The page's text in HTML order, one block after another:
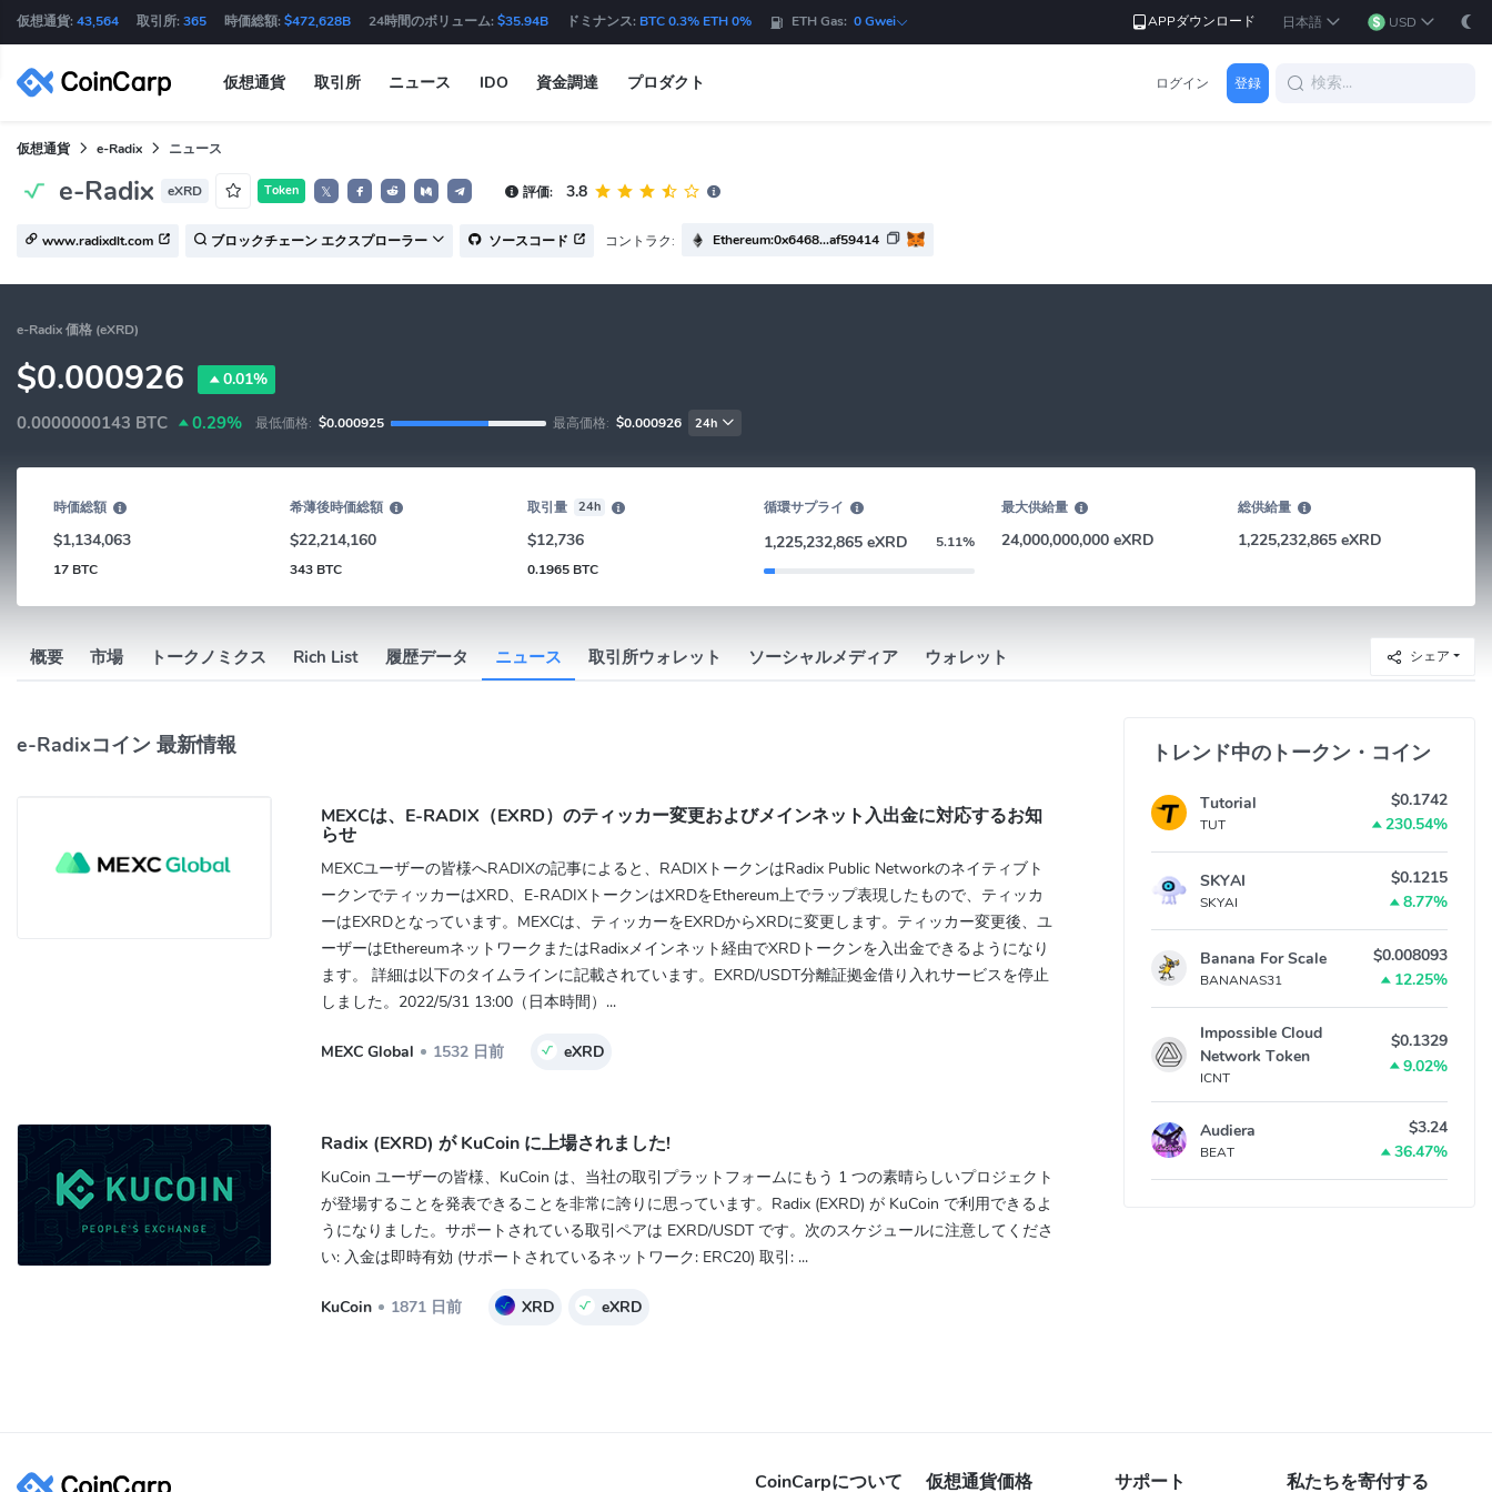
仮想通貨: 43,564 取引所: 365 時価総額: $472,628B 24時間のボリューム: $35.94B ドミナンス: BTC 0.3% ETH 0% ETH Gas: 0 Gwei APPダウンロード 日本語 USD
仮想通貨 取引所 ニュース IDO 資金調達 プロダクト ログイン 登録
仮想通貨 e-Radix ニュース
e-Radix eXRD Token 𝕏 評価: 3.8
www.radixdlt.com ブロックチェーン エクスプローラー ソースコード コントラク: Ethereum:0x6468...af59414
e-Radix 価格 (eXRD)
$0.000926 0.01%
0.0000000143 BTC 0.29% 最低価格: $0.000925 最高価格: $0.000926 24h
時価総額
$1,134,063
17 BTC
希薄後時価総額
$22,214,160
343 BTC
取引量 24h
$12,736
0.1965 BTC
循環サプライ
1,225,232,865 eXRD 5.11%
最大供給量
24,000,000,000 eXRD
総供給量
1,225,232,865 eXRD
概要 市場 トークノミクス Rich List 履歴データ ニュース 取引所ウォレット ソーシャルメディア ウォレット シェア
e-Radixコイン 最新情報
MEXCは、E-RADIX（EXRD）のティッカー変更およびメインネット入出金に対応するお知
らせ
MEXCユーザーの皆様へRADIXの記事によると、RADIXトークンはRadix Public Networkのネイティブト
ークンでティッカーはXRD、E-RADIXトークンはXRDをEthereum上でラップ表現したもので、ティッカ
ーはEXRDとなっています。MEXCは、ティッカーをEXRDからXRDに変更します。ティッカー変更後、ユ
ーザーはEthereumネットワークまたはRadixメインネット経由でXRDトークンを入出金できるようになり
ます。 詳細は以下のタイムラインに記載されています。EXRD/USDT分離証拠金借り入れサービスを停止
しました。2022/5/31 13:00（日本時間）...
MEXC Global 1532 日前 eXRD
Radix (EXRD) が KuCoin に上場されました!
KuCoin ユーザーの皆様、KuCoin は、当社の取引プラットフォームにもう 1 つの素晴らしいプロジェクト
が登場することを発表できることを非常に誇りに思っています。Radix (EXRD) が KuCoin で利用できるよ
うになりました。サポートされている取引ペアは EXRD/USDT です。次のスケジュールに注意してくださ
い: 入金は即時有効 (サポートされているネットワーク: ERC20) 取引: ...
KuCoin 1871 日前 XRD eXRD
トレンド中のトークン・コイン
Tutorial
TUT
$0.1742
230.54%
SKYAI
SKYAI
$0.1215
8.77%
Banana For Scale
BANANAS31
$0.008093
12.25%
Impossible Cloud
Network Token
ICNT
$0.1329
9.02%
Audiera
BEAT
$3.24
36.47%
CoinCarpについて 仮想通貨価格 サポート 私たちを寄付する